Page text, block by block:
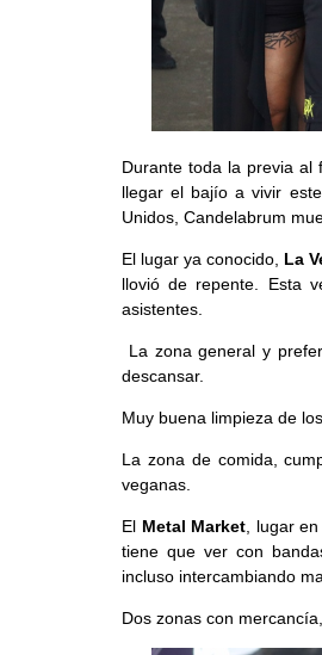
Durante toda la previa al
llegar el bajío a vivir
Unidos, Candelabrum
El lugar ya conocido, La
llovió de repente. Esta
asistentes.
La zona general y
descansar.
Muy buena limpieza de
La zona de comida,
veganas.
El Metal Market , lugar
tiene que ver con
incluso intercambiando
Dos zonas con